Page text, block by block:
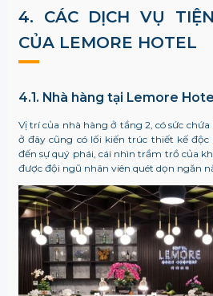
4. CÁC DỊCH VỤ
CỦA LEMORE HOTEL
4.1. Nhà hàng tại Lemore
Vị trí của nhà hàng ở tầng 2, có sức
ở đây cũng có lối kiến trúc thiết kế
đến sự quý phái, cái nhìn trầm trồ của
được đội ngũ nhân viên quét dọn ngăn